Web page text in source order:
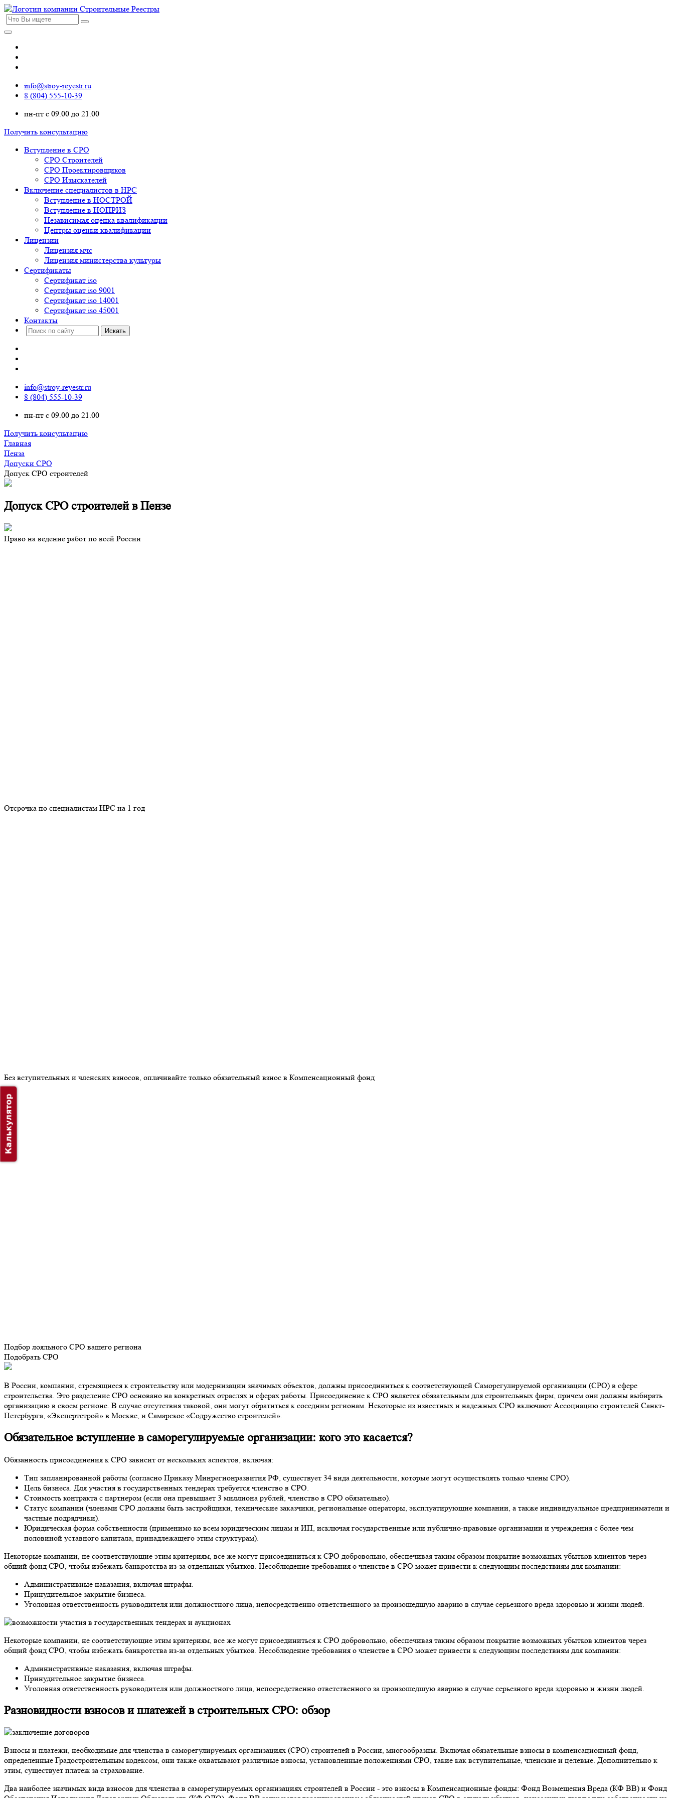
info@stroy-reyestr.ru
8 (804) 555-10-39
пн-пт с 09.00 до 21.00
Получить консультацию
Вступление в СРО
СРО Строителей
СРО Проектировщиков
СРО Изыскателей
Включение специалистов в НРС
Вступление в НОСТРОЙ
Вступление в НОПРИЗ
Независимая оценка квалификации
Центры оценки квалификации
Лицензии
Лицензия мчс
Лицензия министерства культуры
Сертификаты
Сертификат iso
Сертификат iso 9001
Сертификат iso 14001
Сертификат iso 45001
Контакты
info@stroy-reyestr.ru
8 (804) 555-10-39
пн-пт с 09.00 до 21.00
Получить консультацию
Главная
Пенза
Допуски СРО
Допуск СРО строителей
Допуск СРО строителей в Пензе
Право на ведение работ по всей России
Отсрочка по специалистам НРС на 1 год
Без вступительных и членских взносов, оплачивайте только обязательный взнос в Компенсационный фонд
Подбор лояльного СРО вашего региона
Подобрать СРО
В России, компании, стремящиеся к строительству или модернизации значимых объектов, должны присоединиться к соответствующей Саморегулируемой организации (СРО) в сфере
строительства. Это разделение СРО основано на конкретных отраслях и сферах работы. Присоединение к СРО является обязательным для строительных фирм, причем они должны выбирать
организацию в своем регионе. В случае отсутствия таковой, они могут обратиться к соседним регионам. Некоторые из известных и надежных СРО включают Ассоциацию строителей Санкт-
Петербурга, «Экспертстрой» в Москве, и Самарское «Содружество строителей».
Обязательное вступление в саморегулируемые организации: кого это касается?
Обязанность присоединения к СРО зависит от нескольких аспектов, включая:
Тип запланированной работы (согласно Приказу Минрегионразвития РФ, существует 34 вида деятельности, которые могут осуществлять только члены СРО).
Цель бизнеса. Для участия в государственных тендерах требуется членство в СРО.
Стоимость контракта с партнером (если она превышает 3 миллиона рублей, членство в СРО обязательно).
Статус компании (членами СРО должны быть застройщики, технические заказчики, региональные операторы, эксплуатирующие компании, а также индивидуальные предприниматели и
частные подрядчики).
Юридическая форма собственности (применимо ко всем юридическим лицам и ИП, исключая государственные или публично-правовые организации и учреждения с более чем
половиной уставного капитала, принадлежащего этим структурам).
Некоторые компании, не соответствующие этим критериям, все же могут присоединиться к СРО добровольно, обеспечивая таким образом покрытие возможных убытков клиентов через
общий фонд СРО, чтобы избежать банкротства из-за отдельных убытков. Несоблюдение требования о членстве в СРО может привести к следующим последствиям для компании:
Административные наказания, включая штрафы.
Принудительное закрытие бизнеса.
Уголовная ответственность руководителя или должностного лица, непосредственно ответственного за произошедшую аварию в случае серьезного вреда здоровью и жизни людей.
Некоторые компании, не соответствующие этим критериям, все же могут присоединиться к СРО добровольно, обеспечивая таким образом покрытие возможных убытков клиентов через
общий фонд СРО, чтобы избежать банкротства из-за отдельных убытков. Несоблюдение требования о членстве в СРО может привести к следующим последствиям для компании:
Административные наказания, включая штрафы.
Принудительное закрытие бизнеса.
Уголовная ответственность руководителя или должностного лица, непосредственно ответственного за произошедшую аварию в случае серьезного вреда здоровью и жизни людей.
Разновидности взносов и платежей в строительных СРО: обзор
Взносы и платежи, необходимые для членства в саморегулируемых организациях (СРО) строителей в России, многообразны. Включая обязательные взносы в компенсационный фонд,
определенные Градостроительным кодексом, они также охватывают различные взносы, установленные положениями СРО, такие как вступительные, членские и целевые. Дополнительно к
этим, существует платеж за страхование.
Два наиболее значимых вида взносов для членства в саморегулируемых организациях строителей в России - это взносы в Компенсационные фонды: Фонд Возмещения Вреда (КФ ВВ) и Фонд
Калькулятор